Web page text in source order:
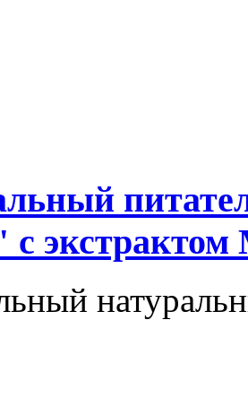
с экстрактом